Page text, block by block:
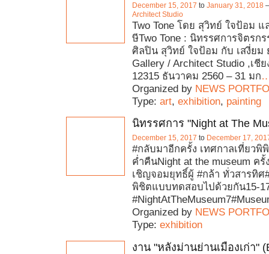
December 15, 2017 to January 31, 2018
Architect Studio
Two Tone โดย สุวิทย์ ใจป้อม แ
ษีTwo Tone : นิทรรศการจิตรก
ศิลปิน สุวิทย์ ใจป้อม กับ เสงี่ยม
Gallery / Architect Studio ,เชี
12315 ธันวาคม 2560 – 31 มก
Organized by NEWS
Type: art, exhibition, painting
นิทรรศการ "Night at The
December 15, 2017 to December 17,
#กลับมาอีกครั้ง เทศกาลเที่ยว
ค่ำคืนNight at the museum ครั้
เชิญจอมยุทธิ์ผู้ #กล้า ทั่วสารทิศ
พิชิตแบบทดสอบไปด้วยกัน15-
Organized by NEWS
Type: exhibition
งาน "หลังม่านย่านเมืองเก่า"